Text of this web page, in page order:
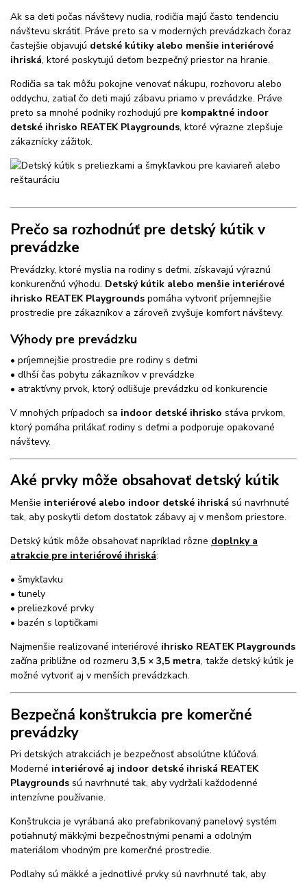
Ak sa deti počas návštevy nudia, rodičia majú často tendenciu
návštevu skrátiť. Práve preto sa v moderných prevádzkach čoraz
častejšie objavujú detské kútiky alebo menšie interiérové
ihriská, ktoré poskytujú deťom bezpečný priestor na hranie.
Rodičia sa tak môžu pokojne venovať nákupu, rozhovoru alebo
oddychu, zatiaľ čo deti majú zábavu priamo v prevádzke. Práve
preto sa mnohé podniky rozhodujú pre kompaktné indoor
detské ihrisko REATEK Playgrounds, ktoré výrazne zlepšuje
zákaznícky zážitok.
Prečo sa rozhodnúť pre detský kútik v
prevádzke
Prevádzky, ktoré myslia na rodiny s deťmi, získavajú výraznú
konkurenčnú výhodu. Detský kútik alebo menšie interiérové
ihrisko REATEK Playgrounds pomáha vytvoriť príjemnejšie
prostredie pre zákazníkov a zároveň zvyšuje komfort návštevy.
Výhody pre prevádzku
• príjemnejšie prostredie pre rodiny s deťmi
• dlhší čas pobytu zákazníkov v prevádzke
• atraktívny prvok, ktorý odlišuje prevádzku od konkurencie
V mnohých prípadoch sa indoor detské ihrisko stáva prvkom,
ktorý pomáha prilákať rodiny s deťmi a podporuje opakované
návštevy.
Aké prvky môže obsahovať detský kútik
Menšie interiérové alebo indoor detské ihriská sú navrhnuté
tak, aby poskytli deťom dostatok zábavy aj v menšom priestore.
Detský kútik môže obsahovať napríklad rôzne doplnky a
atrakcie pre interiérové ihriská:
• šmykľavku
• tunely
• preliezkové prvky
• bazén s loptičkami
Najmenšie realizované interiérové ihrisko REATEK Playgrounds
začína približne od rozmeru 3,5 × 3,5 metra, takže detský kútik je
možné vytvoriť aj v menších prevádzkach.
Bezpečná konštrukcia pre komerčné
prevádzky
Pri detských atrakciách je bezpečnosť absolútne kľúčová.
Moderné interiérové aj indoor detské ihriská REATEK
Playgrounds sú navrhnuté tak, aby vydržali každodenné
intenzívne používanie.
Konštrukcia je vyrábaná ako prefabrikovaný panelový systém
potiahnutý mäkkými bezpečnostnými penami a odolným
materiálom vhodným pre komerčné prostredie.
Podlahy sú mäkké a jednotlivé prvky sú navrhnuté tak, aby